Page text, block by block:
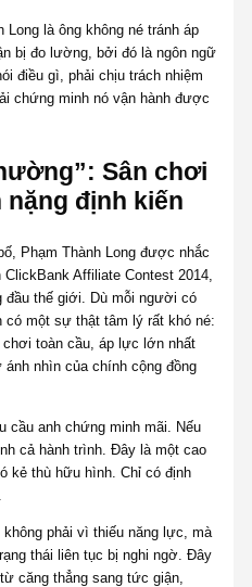
là ông không né tránh áp
bị đo lường, bởi đó là ngôn ngữ
điều gì, phải chịu trách nhiệm
chứng minh nó vận hành được
Sân chơi
nặng định kiến
Phạm Thành Long được nhắc
Affiliate Contest 2014,
đầu thế giới. Dù mỗi người có
có một sự thật tâm lý rất khó né:
toàn cầu, áp lực lớn nhất
nhìn của chính cộng đồng
cầu anh chứng minh mãi. Nếu
cả hành trình. Đây là một cao
kẻ thù hữu hình. Chỉ có định
phải vì thiếu năng lực, mà
thái liên tục bị nghi ngờ. Đây
căng thẳng sang tức giận,